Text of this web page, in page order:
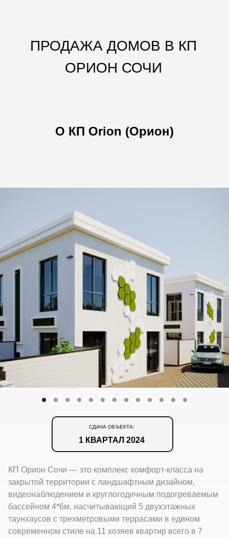
ПРОДАЖА ДОМОВ В КП
ОРИОН СОЧИ
О КП Orion (Орион)
КП Орион Сочи — это комплекс комфорт-класса на
закрытой территории с ландшафтным дизайном,
видеонаблюдением и круглогодичным подогреваемым
бассейном 4*6м, насчитывающий 5 двухэтажных
таунхаусов с трехметровыми террасами в едином
современном стиле на 11 хозяев квартир всего в 7
СДАЧА ОБЪЕКТА:
1 КВАРТАЛ 2024